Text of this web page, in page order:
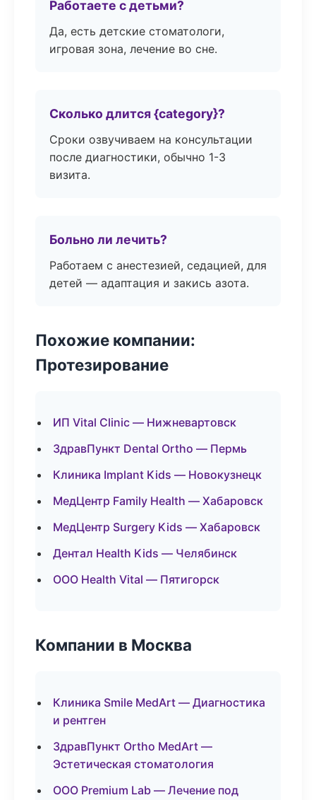
Работаете с детьми?
Да, есть детские стоматологи,
игровая зона, лечение во сне.
Сколько длится {category}?
Сроки озвучиваем на консультации
после диагностики, обычно 1-3
визита.
Больно ли лечить?
Работаем с анестезией, седацией, для
детей — адаптация и закись азота.
Похожие компании:
Протезирование
ИП Vital Clinic — Нижневартовск
ЗдравПункт Dental Ortho — Пермь
Клиника Implant Kids — Новокузнецк
МедЦентр Family Health — Хабаровск
МедЦентр Surgery Kids — Хабаровск
Дентал Health Kids — Челябинск
ООО Health Vital — Пятигорск
Компании в Москва
Клиника Smile MedArt — Диагностика
и рентген
ЗдравПункт Ortho MedArt —
Эстетическая стоматология
ООО Premium Lab — Лечение под